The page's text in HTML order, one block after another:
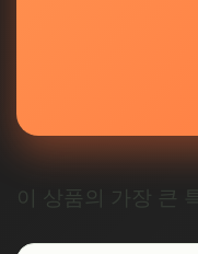
이 상품의 가장 큰